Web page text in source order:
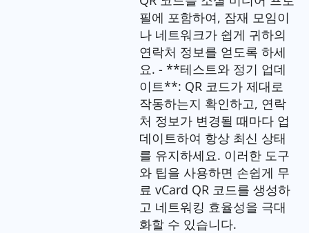
필에 포함하여, 잠재 모임이
나 네트워크가 쉽게 귀하의
연락처 정보를 얻도록 하세
요. - **테스트와 정기 업데
이트**: QR 코드가 제대로
작동하는지 확인하고, 연락
처 정보가 변경될 때마다 업
데이트하여 항상 최신 상태
를 유지하세요. 이러한 도구
와 팁을 사용하면 손쉽게 무
료 vCard QR 코드를 생성하
고 네트워킹 효율성을 극대
화할 수 있습니다.